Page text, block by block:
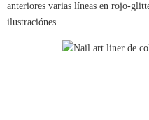
anteriores varias líneas en rojo-
ilustraciónes.